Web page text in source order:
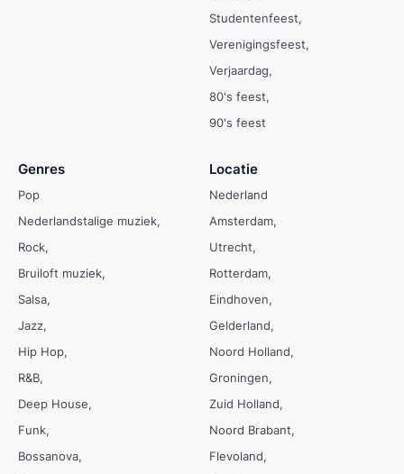
Studentenfeest
Verenigingsfeest
Verjaardag
80's feest
90's feest
Genres
Pop
Nederlandstalige muziek
Rock
Bruiloft muziek
Salsa
Jazz
Hip Hop
R&B
Deep House
Funk
Bossanova
Locatie
Nederland
Amsterdam
Utrecht
Rotterdam
Eindhoven
Gelderland
Noord Holland
Groningen
Zuid Holland
Noord Brabant
Flevoland